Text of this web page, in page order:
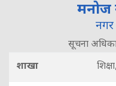
मनोज
नगर
सूचना
शाखा